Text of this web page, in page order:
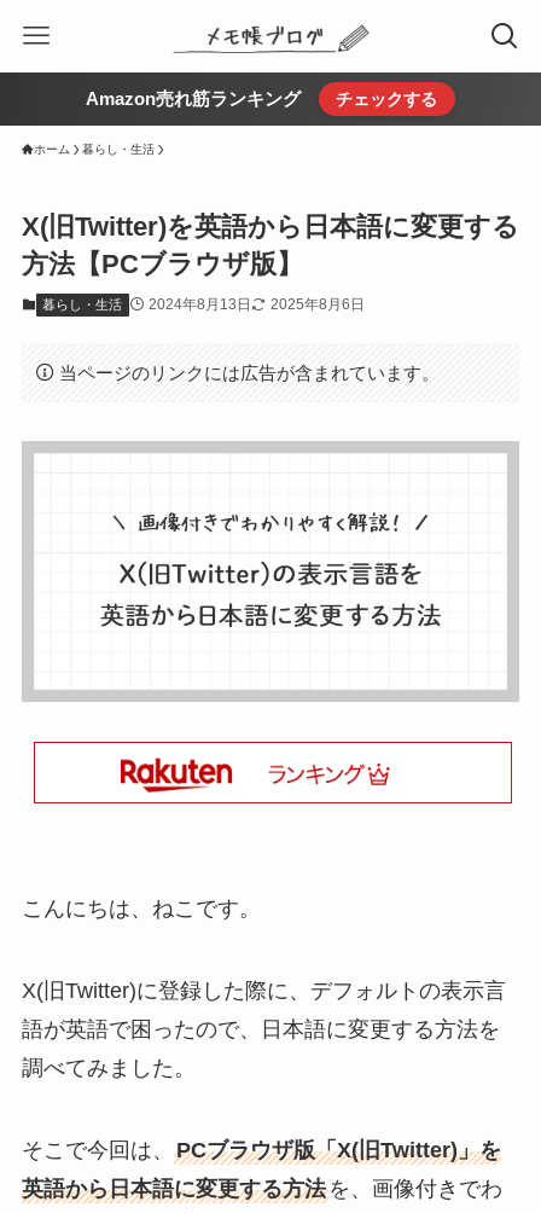
Amazon売れ筋ランキング チェックする
ホーム 暮らし・生活
X(旧Twitter)を英語から日本語に変更する
方法【PCブラウザ版】
暮らし・生活 2024年8月13日 2025年8月6日
当ページのリンクには広告が含まれています。
こんにちは、ねこです。
X(旧Twitter)に登録した際に、デフォルトの表示言
語が英語で困ったので、日本語に変更する方法を
調べてみました。
そこで今回は、 PCブラウザ版「X(旧Twitter)」を
英語から日本語に変更する方法を、画像付きでわ